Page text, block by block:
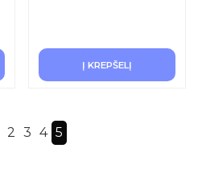
Į KREPŠELĮ
2 3 4 5